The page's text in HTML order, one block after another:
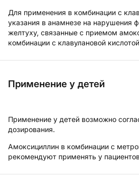
Для применения в комбинации с
указания в анамнезе на нарушения
желтуху, связанные с приемом
комбинации с клавулановой
Применение у детей
Применение у детей возможно
дозирования.
Амоксициллин в комбинации с
рекомендуют применять у